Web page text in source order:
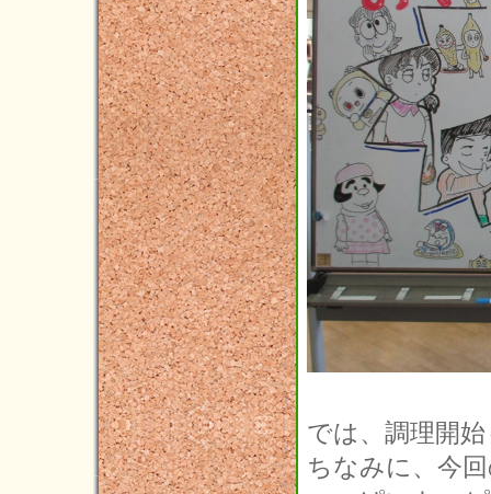
では、調理開
ちなみに、今